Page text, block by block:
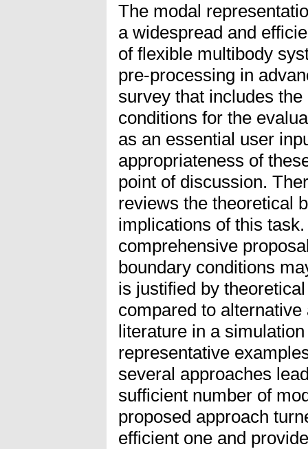
The modal
a widespread and
of flexible multibody
pre-processing in
survey that includes
conditions for the
as an essential user
appropriateness of
point of discussion.
reviews the theoretical
implications of this
comprehensive
boundary conditions
is justified by
compared to
literature in a
representative
several approaches
sufficient number of
proposed approach
efficient one and